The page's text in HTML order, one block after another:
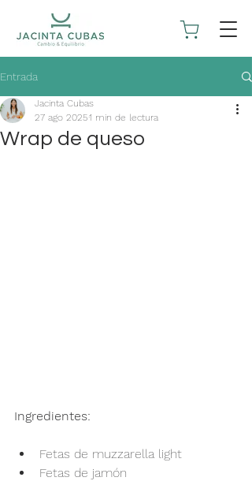
Entrada
Wrap de queso
Jacinta Cubas
27 ago 20251 min de lectura
Ingredientes:
Fetas de muzzarella light
Fetas de jamón